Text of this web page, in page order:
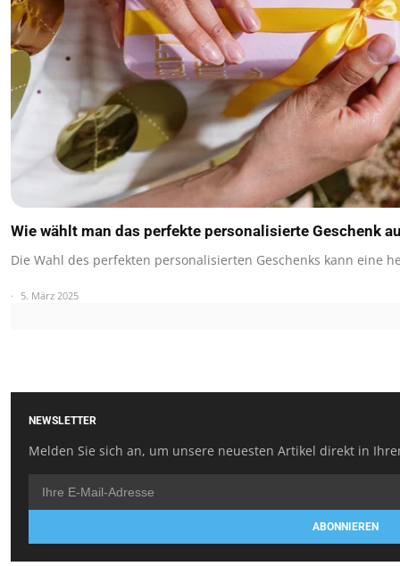
Wie wählt man das perfekte personalisierte Geschenk
Die Wahl des perfekten personalisierten Geschenks kann eine
5. März 2025
NEWSLETTER
Melden Sie sich an, um unsere neuesten Artikel direkt in
ABONNIEREN